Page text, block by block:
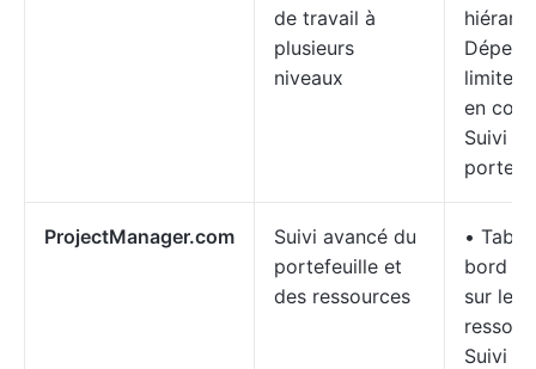
de travail à
plusieurs
niveaux
limites
en
Suivi de
ProjectManager.com
Suivi avancé du
portefeuille et
des ressources
•
bord
sur les
Suivi